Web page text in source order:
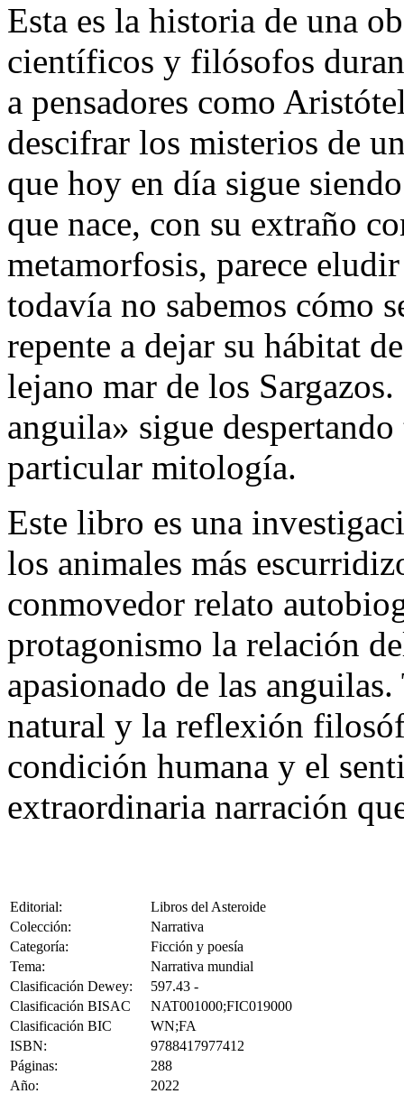
Esta es la historia de una
científicos y filósofos
a pensadores como
descifrar los misterios de
que hoy en día sigue
que nace, con su extraño
metamorfosis, parece
todavía no sabemos cómo
repente a dejar su hábitat
lejano mar de los
anguila» sigue
particular mitología.
Este libro es una
los animales más
conmovedor relato
protagonismo la relación
apasionado de las
natural y la reflexión
condición humana y el
extraordinaria narración
Editorial:
Libros del Asteroide
Colección:
Narrativa
Categoría:
Ficción y poesía
Tema:
Narrativa mundial
Clasificación Dewey:
597.43 -
Clasificación BISAC
NAT001000;FIC019000
Clasificación BIC
WN;FA
ISBN:
9788417977412
Páginas:
288
Año:
2022